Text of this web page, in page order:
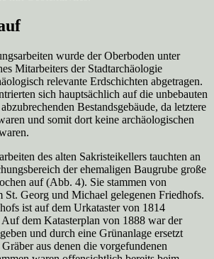
wurde der Oberboden unter
Mitarbeiters der Stadtarchäologie
relevante Erdschichten abgetragen.
sich hauptsächlich auf die unbebauten
Bestandsgebäude, da letztere
und somit dort keine archäologischen
des alten Sakristeikellers tauchten an
der ehemaligen Baugrube große
auf (Abb. 4). Sie stammen von
St. Georg und Michael gelegenen Friedhofs.
ist auf dem Urkataster von 1814
dem Katasterplan von 1888 war der
und durch eine Grünanlage ersetzt
aus denen die vorgefundenen